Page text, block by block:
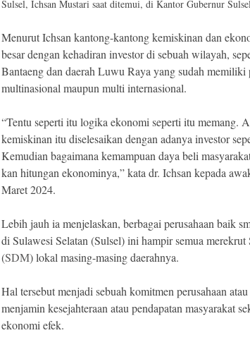
Sulsel, Ichsan Mustari saat ditemui, di Kantor Gubernur
Menurut Ichsan kantong-kantong kemiskinan dan
besar dengan kehadiran investor di sebuah wilayah,
Bantaeng dan daerah Luwu Raya yang sudah memiliki
multinasional maupun multi internasional.
“Tentu seperti itu logika ekonomi seperti itu memang.
kemiskinan itu diselesaikan dengan adanya investor
Kemudian bagaimana kemampuan daya beli
kan hitungan ekonominya,” kata dr. Ichsan kepada
Maret 2024.
Lebih jauh ia menjelaskan, berbagai perusahaan baik
di Sulawesi Selatan (Sulsel) ini hampir semua
(SDM) lokal masing-masing daerahnya.
Hal tersebut menjadi sebuah komitmen perusahaan
menjamin kesejahteraan atau pendapatan masyarakat
ekonomi efek.